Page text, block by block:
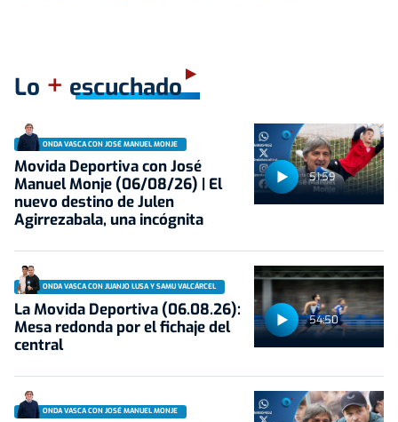
Lo + escuchado
51:59
ONDA VASCA CON JOSÉ MANUEL MONJE
Movida Deportiva con José
Manuel Monje (06/08/26) | El
nuevo destino de Julen
Agirrezabala, una incógnita
54:50
ONDA VASCA CON JUANJO LUSA Y SAMU VALCÁRCEL
La Movida Deportiva (06.08.26):
Mesa redonda por el fichaje del
central
ONDA VASCA CON JOSÉ MANUEL MONJE